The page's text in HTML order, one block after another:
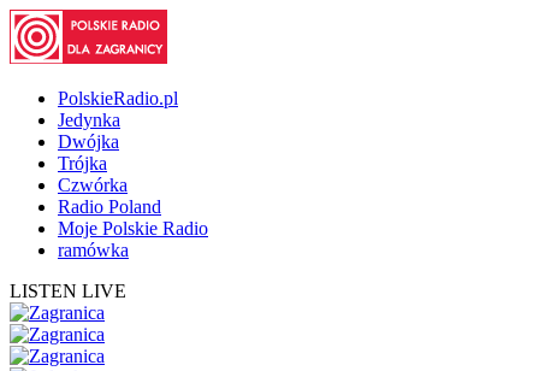
PolskieRadio.pl
Jedynka
Dwójka
Trójka
Czwórka
Radio Poland
Moje Polskie Radio
ramówka
LISTEN LIVE